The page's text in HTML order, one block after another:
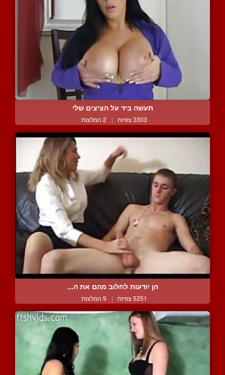
תעשה ביד על הציצים שלי
3303 צפיות | 2 המלצות
הן יודעות לחלוב מהם את ה...
5251 צפיות | 9 המלצות